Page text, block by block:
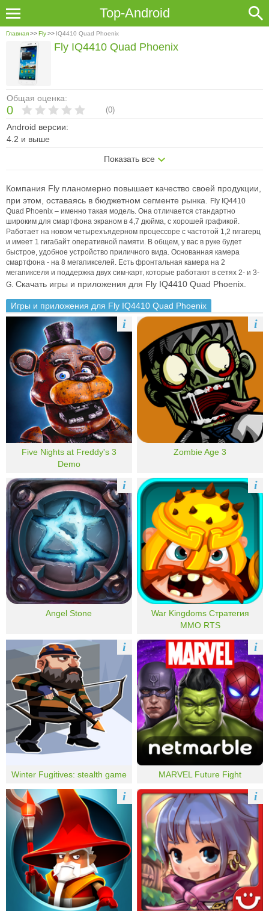
Top-Android
Главная>>Fly>> IQ4410 Quad Phoenix
Общая оценка:
0 (0)
Android версии:
4.2 и выше
Показать все
Fly IQ4410 Quad Phoenix
Компания Fly планомерно повышает качество своей продукции,
при этом, оставаясь в бюджетном сегменте рынка.
Fly IQ4410
Quad Phoenix – именно такая модель. Она отличается стандартно
широким для смартфона экраном в 4,7 дюйма, с хорошей графикой.
Работает на новом четырехъядерном процессоре с частотой 1,2 гигагерц
и имеет 1 гигабайт оперативной памяти. В общем, у вас в руке будет
быстрое, удобное устройство приличного вида. Основанная камера
смартфона - на 8 мегапикселей. Есть фронтальная камера на 2
мегапикселя и поддержка двух сим-карт, которые работают в сетях 2- и 3-
G. Скачать игры и приложения для Fly IQ4410 Quad Phoenix.
Игры и приложения для Fly IQ4410 Quad Phoenix
Five Nights at Freddy's 3
Demo
i
Zombie Age 3
i
Angel Stone
i
War Kingdoms Стратегия
MMO RTS
i
Winter Fugitives: stealth game
i
MARVEL Future Fight
i
i i